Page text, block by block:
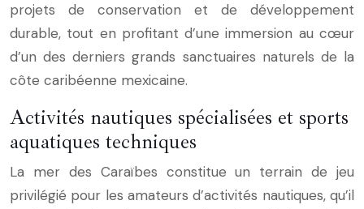
projets de conservation et de développement
durable, tout en profitant d’une immersion au cœur
d’un des derniers grands sanctuaires naturels de la
côte caribéenne mexicaine.
Activités nautiques spécialisées et sports
aquatiques techniques
La mer des Caraïbes constitue un terrain de jeu
privilégié pour les amateurs d’activités nautiques, qu’il